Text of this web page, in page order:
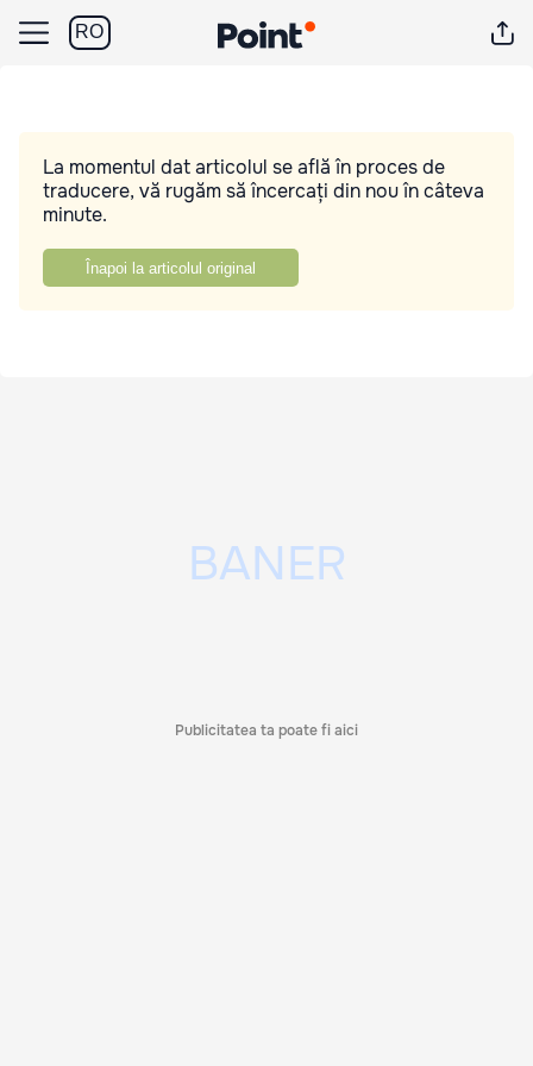
RO
La momentul dat articolul se află în proces de
traducere, vă rugăm să încercați din nou în câteva
minute.
Înapoi la articolul original
Publicitatea ta poate fi aici